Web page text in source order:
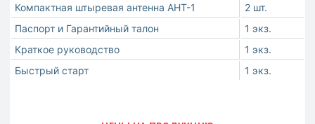
Компактная штыревая антенна АНТ-1
2 шт.
Паспорт и Гарантийный талон
1 экз.
Краткое руководство
1 экз.
Быстрый старт
1 экз.